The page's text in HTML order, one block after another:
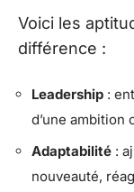
Voici les
différence :
Leadership :
d’une ambition
Adaptabilité :
nouveauté,